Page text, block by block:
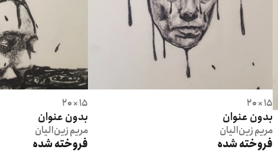
15 × 20
بدون عنوان
مریمزین‌الیان
فروخته شده
15 × 20
بدون عنوان
مریمزین‌الیان
فروخته شده